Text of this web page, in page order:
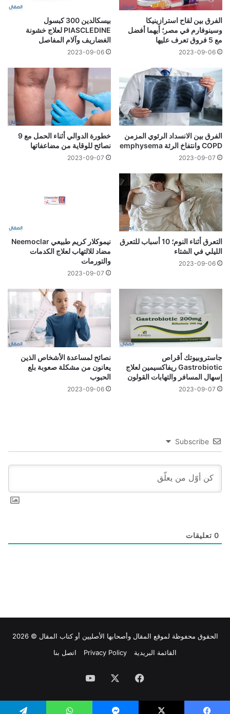
الفرق بين لقاح استرازينيكا
وسينوفارم في مصر؛ أيهما أفضل
مع 5 فروق تعرف عليها
2023-09-06
بيسكالدين 300 كبسول
PIASCLEDINE لعلاج خشونة
الغضاريف وآلام المفاصل
2023-09-06
الفرق بين الانسداد الرئوي المزمن
COPD وانتفاخ الرئة emphysema
2023-09-07
خطورة الدوالي أثناء الحمل مع 9
نصائح للوقاية من مضاعفاتها
2023-09-07
التعرق أثناء النوم؛ 10 أسباب للتعرق
الليلي في الشتاء
2023-09-06
نيموكلار كريم طبيعي Neemoclar
مضاد للالتهاب لعلاج الكدمات
والتورمات
2023-09-07
جاستروبيوتك أقراص
Gastrobiotic ريفاكسيمين لعلاج
إسهال المسافر والتهابات القولون
2023-09-07
نصائح لمساعدة الأشخاص الذين
يعانون من مشكلة صعوبة بلع
الحبوب
2023-09-06
Subscribe
0 تعليقات
الحقوق محفوظة لموقع المقال وأصحابها الأصليين أو كتاب المقال © 2026
القائمة البريدية
Privacy Policy اتصل بنا
فيسبوك ‫YouTube